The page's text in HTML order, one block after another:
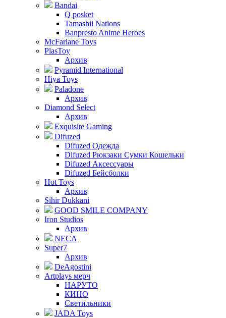
Bandai
Q posket
Tamashii Nations
Banpresto Anime Heroes
McFarlane Toys
PlasToy
Архив
Pyramid International
Hiya Toys
Paladone
Архив
Diamond Select
Архив
Exquisite Gaming
Difuzed
Difuzed Одежда
Difuzed Рюкзаки Сумки Кошельки
Difuzed Аксессуары
Difuzed Бейсболки
Hot Toys
Архив
Sihir Dukkani
GOOD SMILE COMPANY
Iron Studios
Архив
NECA
Super7
Архив
DeAgostini
Artplays мерч
НАРУТО
КИНО
Светильники
JADA Toys